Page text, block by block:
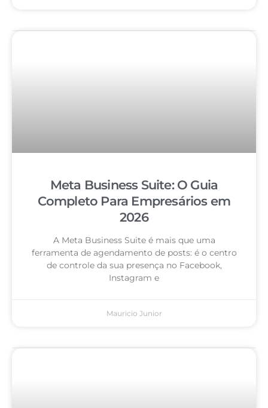
Meta Business Suite: O Guia
Completo Para Empresários em
2026
A Meta Business Suite é mais que uma
ferramenta de agendamento de posts: é o centro
de controle da sua presença no Facebook,
Instagram e
Mauricio Junior